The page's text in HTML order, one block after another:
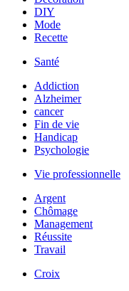
DIY
Mode
Recette
Santé
Addiction
Alzheimer
cancer
Fin de vie
Handicap
Psychologie
Vie professionnelle
Argent
Chômage
Management
Réussite
Travail
Croix